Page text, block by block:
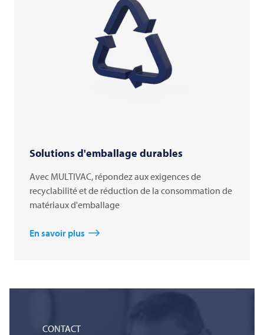
Solutions d'emballage durables
Avec MULTIVAC, répondez aux exigences de
recyclabilité et de réduction de la consommation de
matériaux d'emballage
En savoir plus
CONTACT